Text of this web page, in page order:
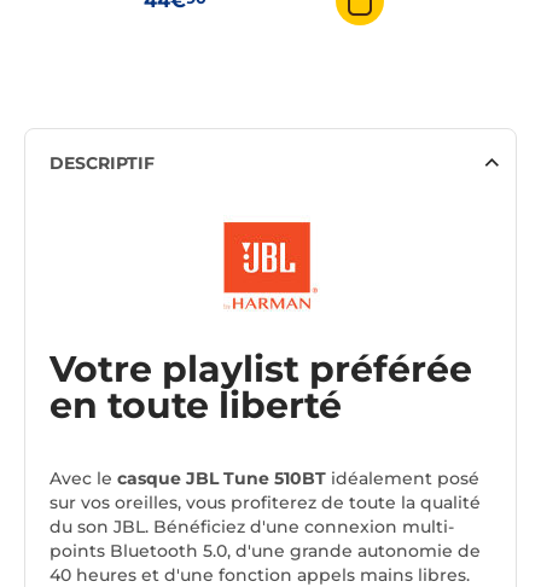
DESCRIPTIF
Votre playlist préférée
en toute liberté
Avec le casque JBL Tune 510BT idéalement posé
sur vos oreilles, vous profiterez de toute la qualité
du son JBL. Bénéficiez d'une connexion multi-
points Bluetooth 5.0, d'une grande autonomie de
40 heures et d'une fonction appels mains libres.